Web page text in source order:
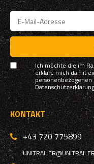
Ich möchte die im
erkläre mich damit
KONTAKT
+43 720 775899